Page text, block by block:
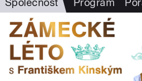
Společnost Program